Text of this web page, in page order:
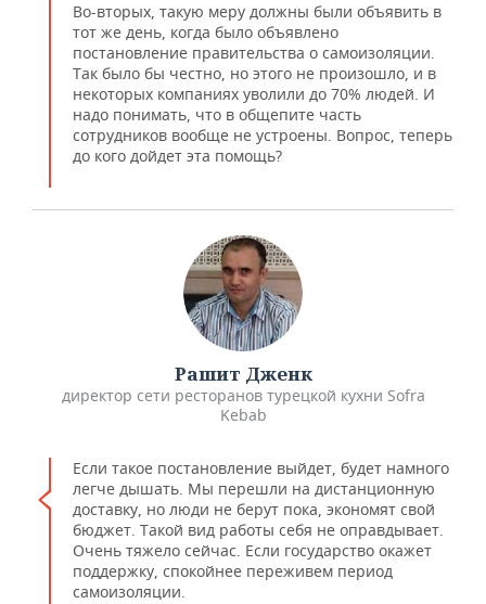
Во-вторых, такую меру должны были объявить в
тот же день, когда было объявлено
постановление правительства о самоизоляции.
Так было бы честно, но этого не произошло, и в
некоторых компаниях уволили до 70% людей. И
надо понимать, что в общепите часть
сотрудников вообще не устроены. Вопрос, теперь
до кого дойдет эта помощь?
Рашит Дженк
директор сети ресторанов турецкой кухни Sofra
Kebab
Если такое постановление выйдет, будет намного
легче дышать. Мы перешли на дистанционную
доставку, но люди не берут пока, экономят свой
бюджет. Такой вид работы себя не оправдывает.
Очень тяжело сейчас. Если государство окажет
поддержку, спокойнее переживем период
самоизоляции.